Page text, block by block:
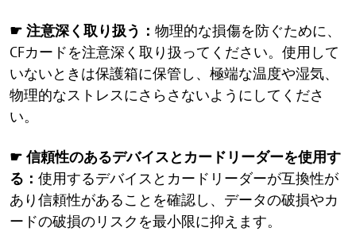
☛ 注意深く取り扱う： 物理的な損傷を防ぐために、
CFカードを注意深く取り扱ってください。使用して
いないときは保護箱に保管し、極端な温度や湿気、
物理的なストレスにさらさないようにしてくださ
い。
☛ 信頼性のあるデバイスとカードリーダーを使用す
る： 使用するデバイスとカードリーダーが互換性が
あり信頼性があることを確認し、データの破損やカ
ードの破損のリスクを最小限に抑えます。